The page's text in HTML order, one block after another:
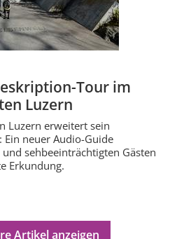
Tour im
Luzern
Luzern erweitert sein
Ein neuer Audio-Guide
sehbeeinträchtigten Gästen
Erkundung.
Artikel anzeigen